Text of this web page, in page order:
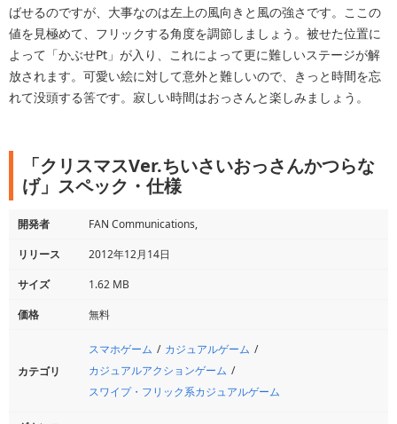
ばせるのですが、大事なのは左上の風向きと風の強さです。ここの
値を見極めて、フリックする角度を調節しましょう。被せた位置に
よって「かぶせPt」が入り、これによって更に難しいステージが解
放されます。可愛い絵に対して意外と難しいので、きっと時間を忘
れて没頭する筈です。寂しい時間はおっさんと楽しみましょう。
「クリスマスVer.ちいさいおっさんかつらな
げ」スペック・仕様
開発者
FAN Communications,
リリース
2012年12月14日
サイズ
1.62 MB
価格
無料
カテゴリ
スマホゲーム
カジュアルゲーム
カジュアルアクションゲーム
スワイプ・フリック系カジュアルゲーム